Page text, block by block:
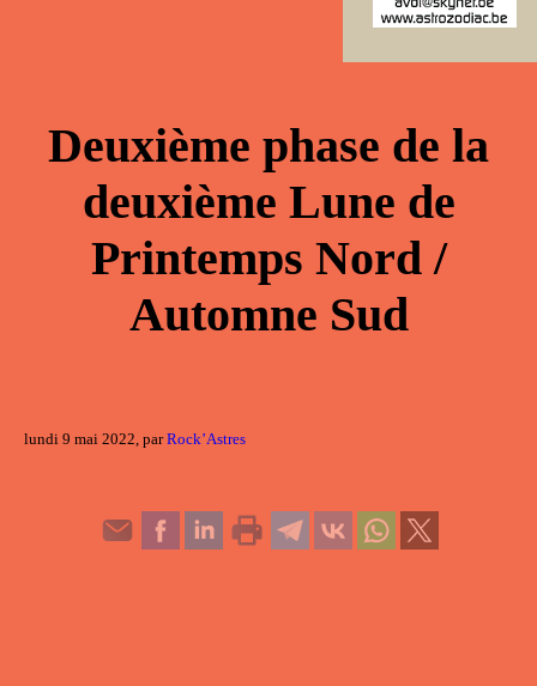
Deuxième phase de la
deuxième Lune de
Printemps Nord /
Automne Sud
lundi 9 mai 2022, parRock’Astres